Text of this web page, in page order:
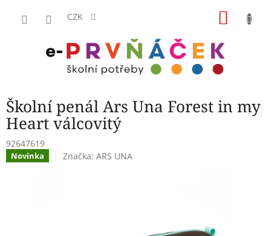
CZK
Školní penál Ars Una Forest in my
Heart válcovitý
92647619
Novinka Značka: ARS UNA